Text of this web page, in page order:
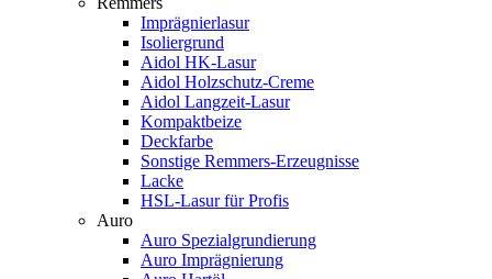
Imprägnierlasur
Isoliergrund
Aidol HK-Lasur
Aidol Holzschutz-Creme
Aidol Langzeit-Lasur
Kompaktbeize
Deckfarbe
Sonstige Remmers-Erzeugnisse
Lacke
HSL-Lasur für Profis
Auro
Auro Spezialgrundierung
Auro Imprägnierung